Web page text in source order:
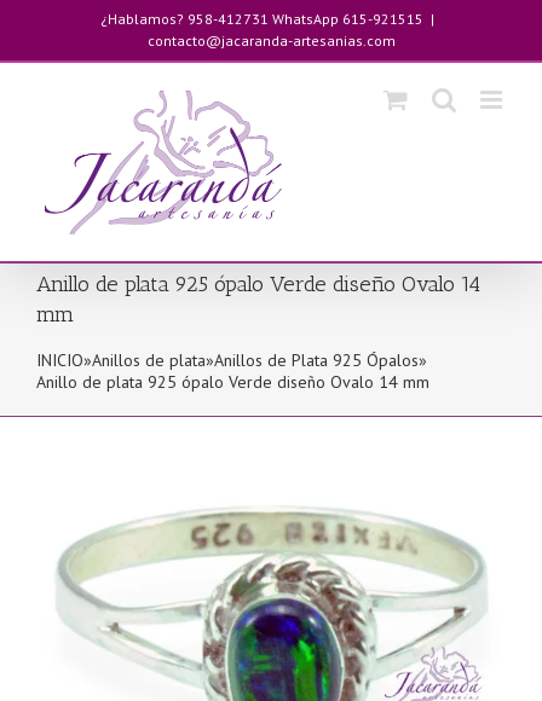
contenido
¿Hablamos? 958-412731 WhatsApp 615-921515 |
contacto@jacaranda-artesanias.com
Anillo de plata 925 ópalo Verde diseño Ovalo 14
mm
INICIO»Anillos de plata»Anillos de Plata 925 Ópalos»
Anillo de plata 925 ópalo Verde diseño Ovalo 14 mm